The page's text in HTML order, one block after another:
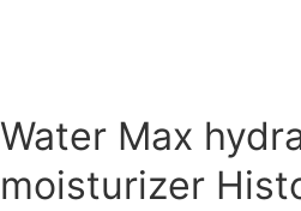
Water Max
moisturizer